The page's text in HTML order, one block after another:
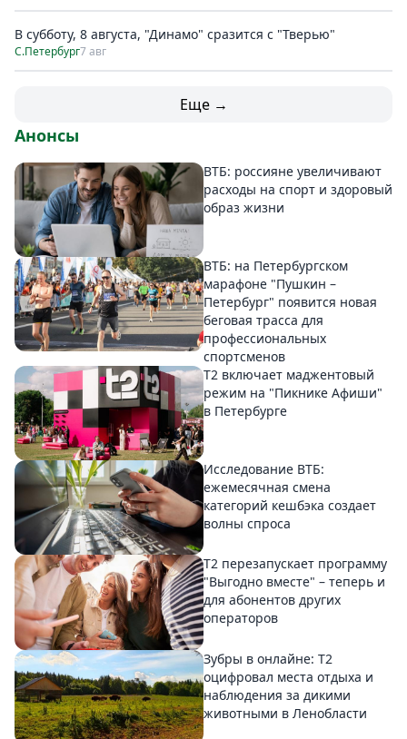
В субботу, 8 августа, "Динамо" сразится с "Тверью"
С.Петербург7 авг
Еще →
Анонсы
ВТБ: россияне увеличивают
расходы на спорт и здоровый
образ жизни
ВТБ: на Петербургском
марафоне "Пушкин –
Петербург" появится новая
беговая трасса для
профессиональных
спортсменов
Т2 включает маджентовый
режим на "Пикнике Афиши"
в Петербурге
Исследование ВТБ:
ежемесячная смена
категорий кешбэка создает
волны спроса
Т2 перезапускает программу
"Выгодно вместе" – теперь и
для абонентов других
операторов
Зубры в онлайне: Т2
оцифровал места отдыха и
наблюдения за дикими
животными в Ленобласти